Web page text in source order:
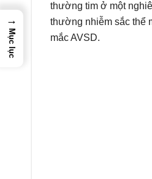
thường tim ở một
thường nhiễm sắc thể
mắc AVSD.
→
Mục lục